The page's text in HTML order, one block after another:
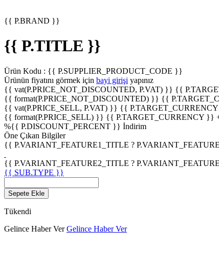
{{ P.BRAND }}
{{ P.TITLE }}
Ürün Kodu : {{ P.SUPPLIER_PRODUCT_CODE }}
Ürünün fiyatını görmek için bayi girişi yapınız
{{ vat(P.PRICE_NOT_DISCOUNTED, P.VAT) }} {{
{{ format(P.PRICE_NOT_DISCOUNTED) }} {{
{{ vat(P.PRICE_SELL, P.VAT) }} {{
{{ format(P.PRICE_SELL) }} {{ P.TARGET_CURRENCY }}
%{{ P.DISCOUNT_PERCENT }} İndirim
Öne Çıkan Bilgiler
{{ P.VARIANT_FEATURE1_TITLE ?
{{ P.VARIANT_FEATURE2_TITLE ?
{{ SUB.TYPE }}
Sepete Ekle
Tükendi
Gelince Haber Ver Gelince Haber Ver